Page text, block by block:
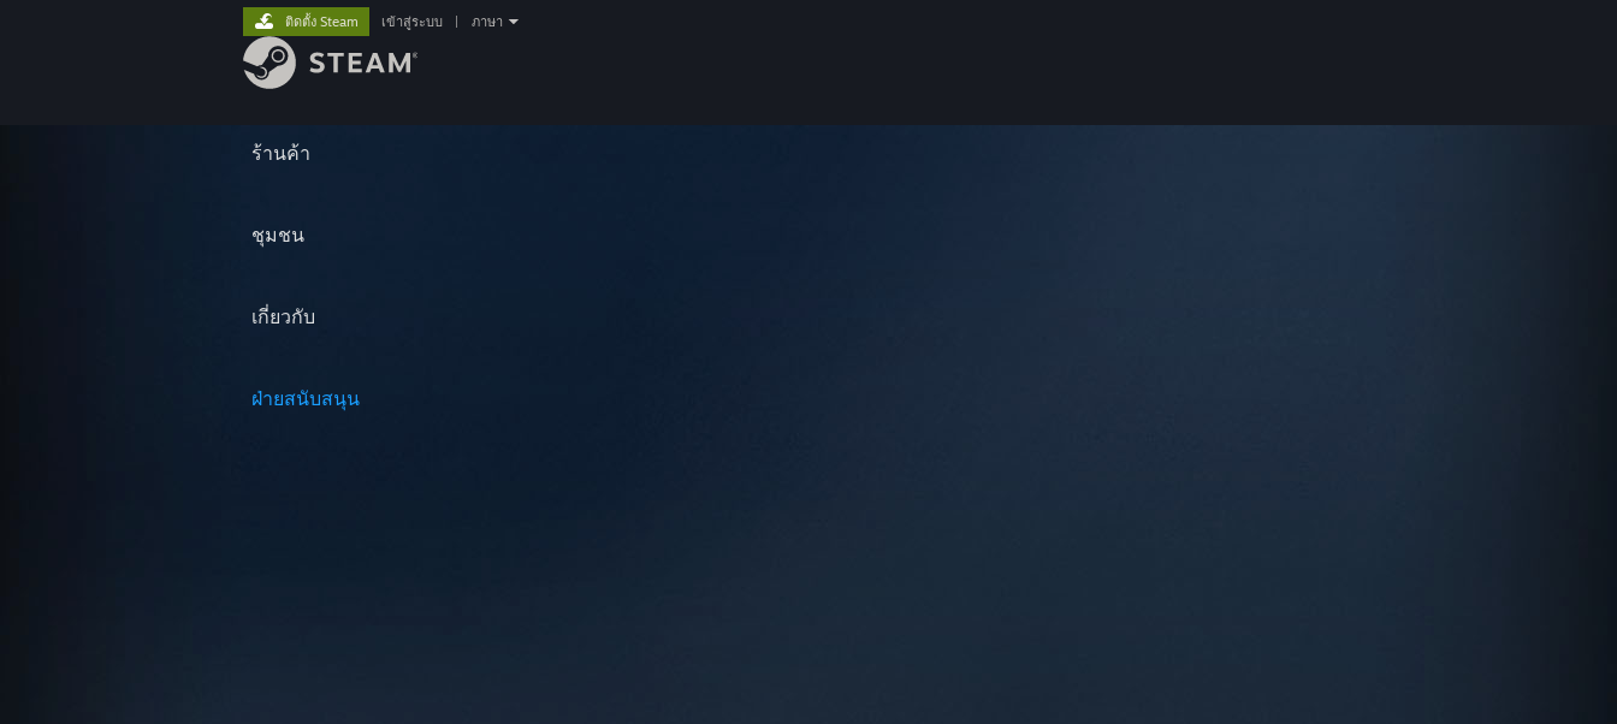
ร้านค้า
ชุมชน
เกี่ยวกับ
ฝ่ายสนับสนุน
ติดตั้ง Steam เข้าสู่ระบบ ภาษา